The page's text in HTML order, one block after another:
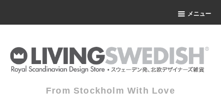
メニュー
From Stockholm With Love